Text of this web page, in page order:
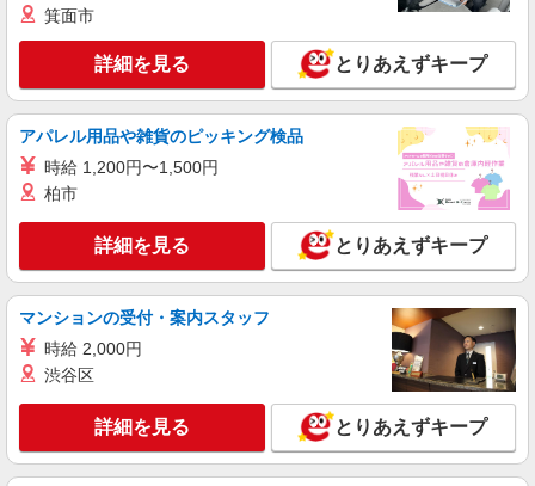
経験などによる
東京都練馬区
キープ 詳細を見る
職業紹介
株式会社kotrio /●SW-S-2023671
上石神井駅≫高級シニアマンションの看護師▼
居室の巡回等
時給2400円〜＜交通費全額支給(ガソリン代含
む)＞
詳細を見る
株式会社トラストグロース 新宿本社 第3営業部
箕面市
詳細を見る とりあえずキープ
アパレル用品や雑貨のピッキング検品
時給 1,200円〜1,500円
柏市
詳細を見る とりあえずキープ
マンションの受付・案内スタッフ
時給 2,000円
渋谷区
詳細を見る とりあえずキープ